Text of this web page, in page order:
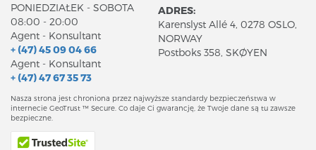
PONIEDZIAŁEK - SOBOTA
08:00 - 20:00
Agent - Konsultant
+ (47) 45 09 04 66
Agent - Konsultant
+ (47) 47 67 35 73
ADRES:
Karenslyst Allé 4, 0278 OSLO,
NORWAY
Postboks 358, SKØYEN
Nasza strona jest chroniona przez najwyższe standardy bezpieczeństwa w
internecie GeoTrust ™ Secure. Co daje Ci gwarancję, że Twoje dane są tu zawsze
bezpieczne.